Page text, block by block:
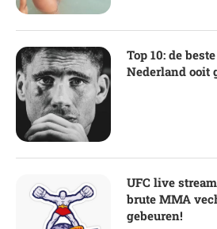
Top 10: de
Nederland ooit
UFC live
brute MMA
gebeuren!